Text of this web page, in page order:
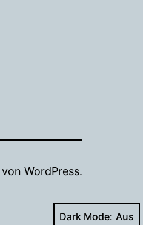
WordPress.
Dark Mode: